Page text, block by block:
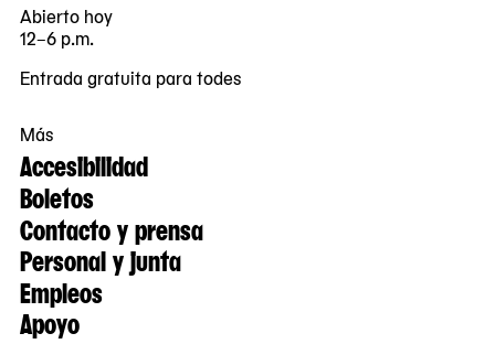
Abierto hoy
12–6 p.m.
Entrada gratuita para todes
Más
Accesibilidad
Boletos
Contacto y prensa
Personal y junta
Empleos
Apoyo